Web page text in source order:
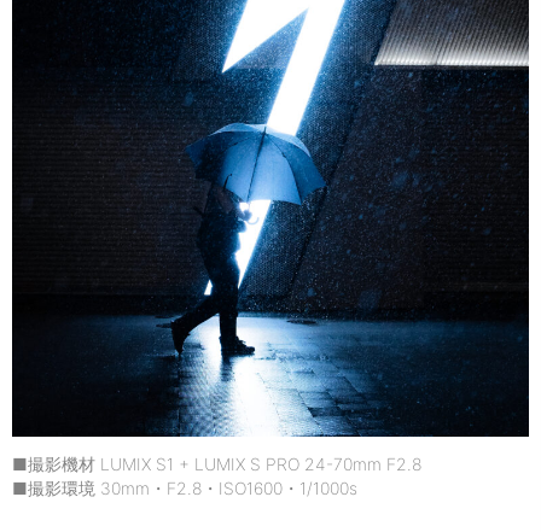
■撮影機材 LUMIX S1 + LUMIX S PRO 24-70mm F2.8
■撮影環境 30mm・F2.8・ISO1600・1/1000s